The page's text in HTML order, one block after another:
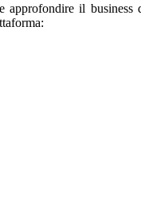
approfondire il business